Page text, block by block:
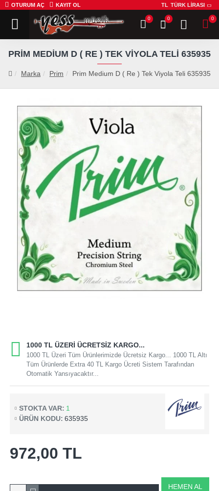
OTURUM AÇ KAYIT OL TL TÜRK LIRASI
0 0 0
Marka Prim Prim Medium D ( Re ) Tek Viyola Teli 635935
PRIM MEDIUM D ( RE ) TEK VIYOLA TELI 635935
1000 TL ÜZERI ÜCRETSIZ KARGO...
1000 TL Üzeri Tüm Ürünlerimizde Ücretsiz Kargo... 1000 TL Altı
Tüm Ürünlerde Extra 40 TL Kargo Ücreti Sistem Tarafından
Otomatik Yansıyacaktır...
STOKTA VAR: 1
ÜRÜN KODU: 635935
972,00 TL
HEMEN AL